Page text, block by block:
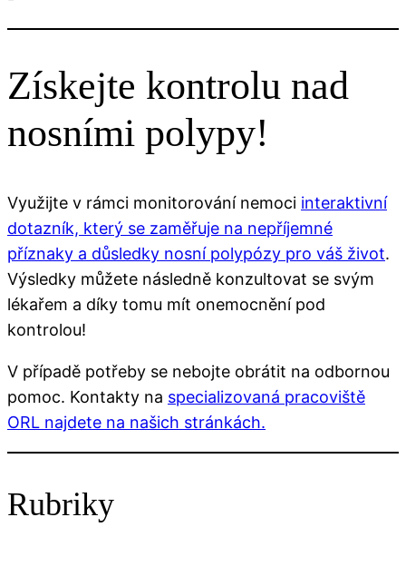
Získejte kontrolu nad
nosními polypy!
Využijte v rámci monitorování nemoci interaktivní
dotazník, který se zaměřuje na nepříjemné
příznaky a důsledky nosní polypózy pro váš život.
Výsledky můžete následně konzultovat se svým
lékařem a díky tomu mít onemocnění pod
kontrolou!
V případě potřeby se nebojte obrátit na odbornou
pomoc. Kontakty na specializovaná pracoviště
ORL najdete na našich stránkách.
Rubriky